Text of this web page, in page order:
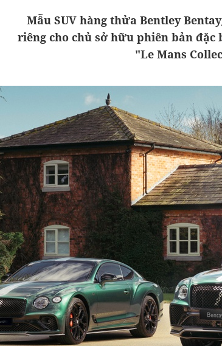
Mẫu SUV hàng thửa Bentley
riêng cho chủ sở hữu phiên bản đặc
"Le Mans